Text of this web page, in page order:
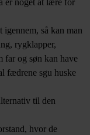
er noget at lære for
igennem, så kan man
rygklapper,
far og søn kan have
fædrene sgu huske
til den
hvor de